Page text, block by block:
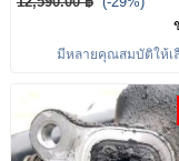
W203 W209
มีหลายคุณสมบัติให้เ